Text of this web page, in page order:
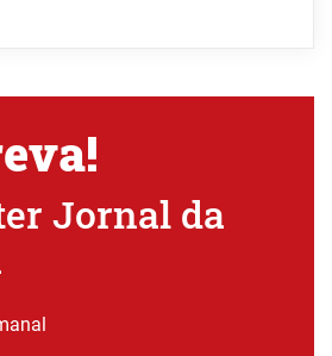
Jornal da